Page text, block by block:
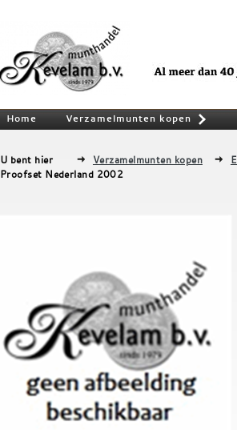
Home Verzamelmunten kopen
U bent hier Verzamelmunten kopen
Proofset Nederland 2002